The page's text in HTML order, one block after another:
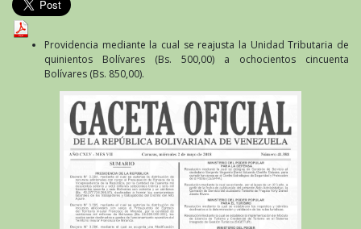
Providencia mediante la cual se reajusta la Unidad Tributaria de
quinientos Bolívares (Bs. 500,00) a ochocientos cincuenta
Bolívares (Bs. 850,00).